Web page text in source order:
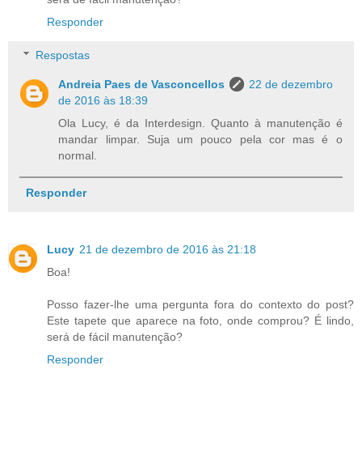
Responder
Respostas
Andreia Paes de Vasconcellos
22 de dezembro
de 2016 às 18:39
Ola Lucy, é da Interdesign. Quanto à manutenção é
mandar limpar. Suja um pouco pela cor mas é o
normal.
Responder
Lucy 21 de dezembro de 2016 às 21:18
Boa!
Posso fazer-lhe uma pergunta fora do contexto do post?
Este tapete que aparece na foto, onde comprou? É lindo,
será de fácil manutenção?
Responder